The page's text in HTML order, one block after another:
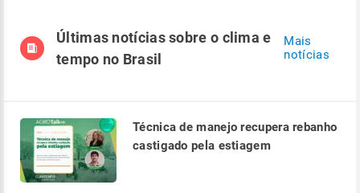
Últimas notícias sobre o clima e
tempo no Brasil
Mais
notícias
Técnica de manejo recupera rebanho
castigado pela estiagem